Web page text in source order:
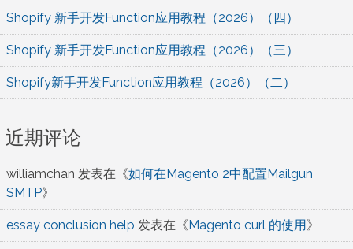
Shopify 新手开发Function应用教程（2026）（四）
Shopify 新手开发Function应用教程（2026）（三）
Shopify新手开发Function应用教程（2026）（二）
近期评论
williamchan 发表在《如何在Magento 2中配置Mailgun
SMTP》
essay conclusion help 发表在《Magento curl 的使用》